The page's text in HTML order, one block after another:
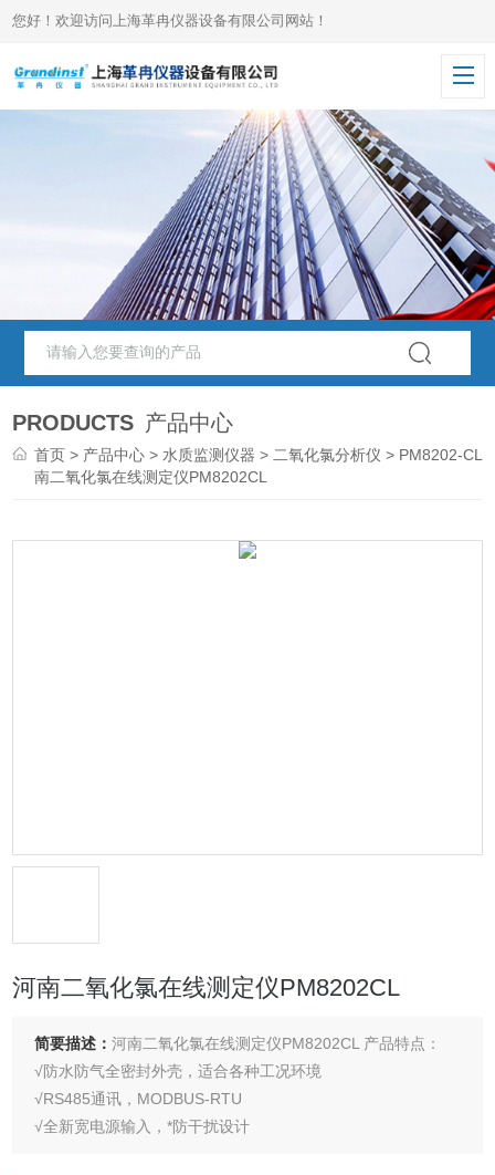
您好！欢迎访问上海革冉仪器设备有限公司网站！
PRODUCTS 产品中心
首页 > 产品中心 > 水质监测仪器 > 二氧化氯分析仪 > PM8202-CL
南二氧化氯在线测定仪PM8202CL
河南二氧化氯在线测定仪PM8202CL
简要描述：河南二氧化氯在线测定仪PM8202CL 产品特点：
√防水防气全密封外壳，适合各种工况环境
√RS485通讯，MODBUS-RTU
√全新宽电源输入，*防干扰设计